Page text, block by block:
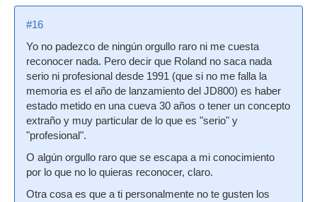
#16
Yo no padezco de ningún orgullo raro ni me cuesta
reconocer nada. Pero decir que Roland no saca nada
serio ni profesional desde 1991 (que si no me falla la
memoria es el año de lanzamiento del JD800) es haber
estado metido en una cueva 30 años o tener un concepto
extraño y muy particular de lo que es "serio" y
"profesional".
O algún orgullo raro que se escapa a mi conocimiento
por lo que no lo quieras reconocer, claro.
Otra cosa es que a ti personalmente no te gusten los